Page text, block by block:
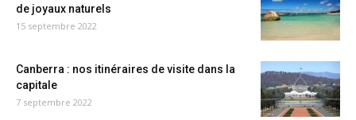
de joyaux naturels
15 septembre 2022
Canberra : nos itinéraires de visite dans la
capitale
7 septembre 2022